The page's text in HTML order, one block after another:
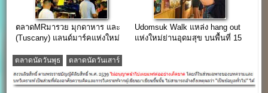
ตลาดMRมารวย มุกดาหาร และ
(Tuscany) แลนด์มาร์คแห่งใหม่
Udomsuk Walk แหล่ง hang out
แห่งใหม่ย่านอุดมสุข บนพื้นที่ 15
ตลาดนัดวันพุธ ตลาดนัดวันเสาร์